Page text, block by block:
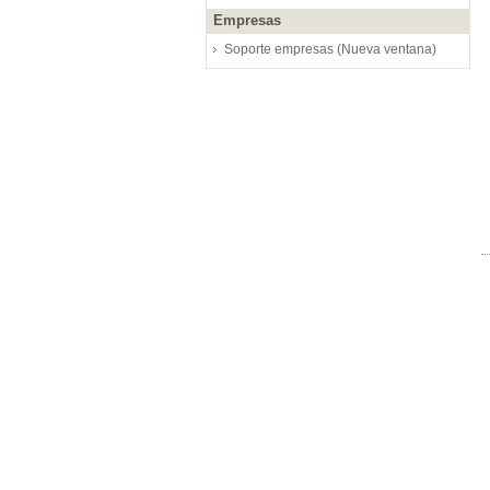
Empresas
Soporte empresas (Nueva ventana)